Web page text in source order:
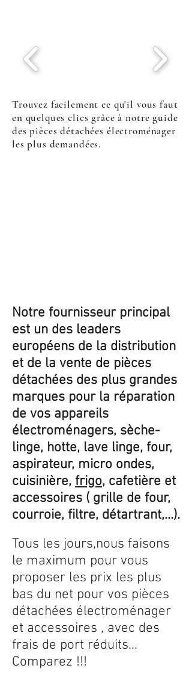
Trouvez facilement ce qu'il vous faut
en quelques clics grâce à notre guide
des pièces détachées électroménager
les plus demandées.
Notre fournisseur principal
est un des leaders
européens de la distribution
et de la vente de pièces
détachées des plus grandes
marques pour la réparation
de vos appareils
électroménagers, sèche-
linge, hotte, lave linge, four,
aspirateur, micro ondes,
cuisinière, frigo, cafetière et
accessoires ( grille de four,
courroie, filtre, détartrant,...).
Tous les jours,nous faisons
le maximum pour vous
proposer les prix les plus
bas du net pour vos pièces
détachées électroménager
et accessoires , avec des
frais de port réduits...
Comparez !!!